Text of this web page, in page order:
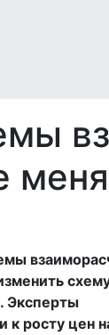
Эксперты
к росту цен